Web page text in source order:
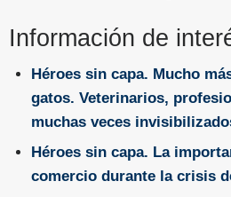
Información de
Héroes sin capa. Mucho
gatos. Veterinarios,
muchas veces
Héroes sin capa. La
comercio durante la crisis